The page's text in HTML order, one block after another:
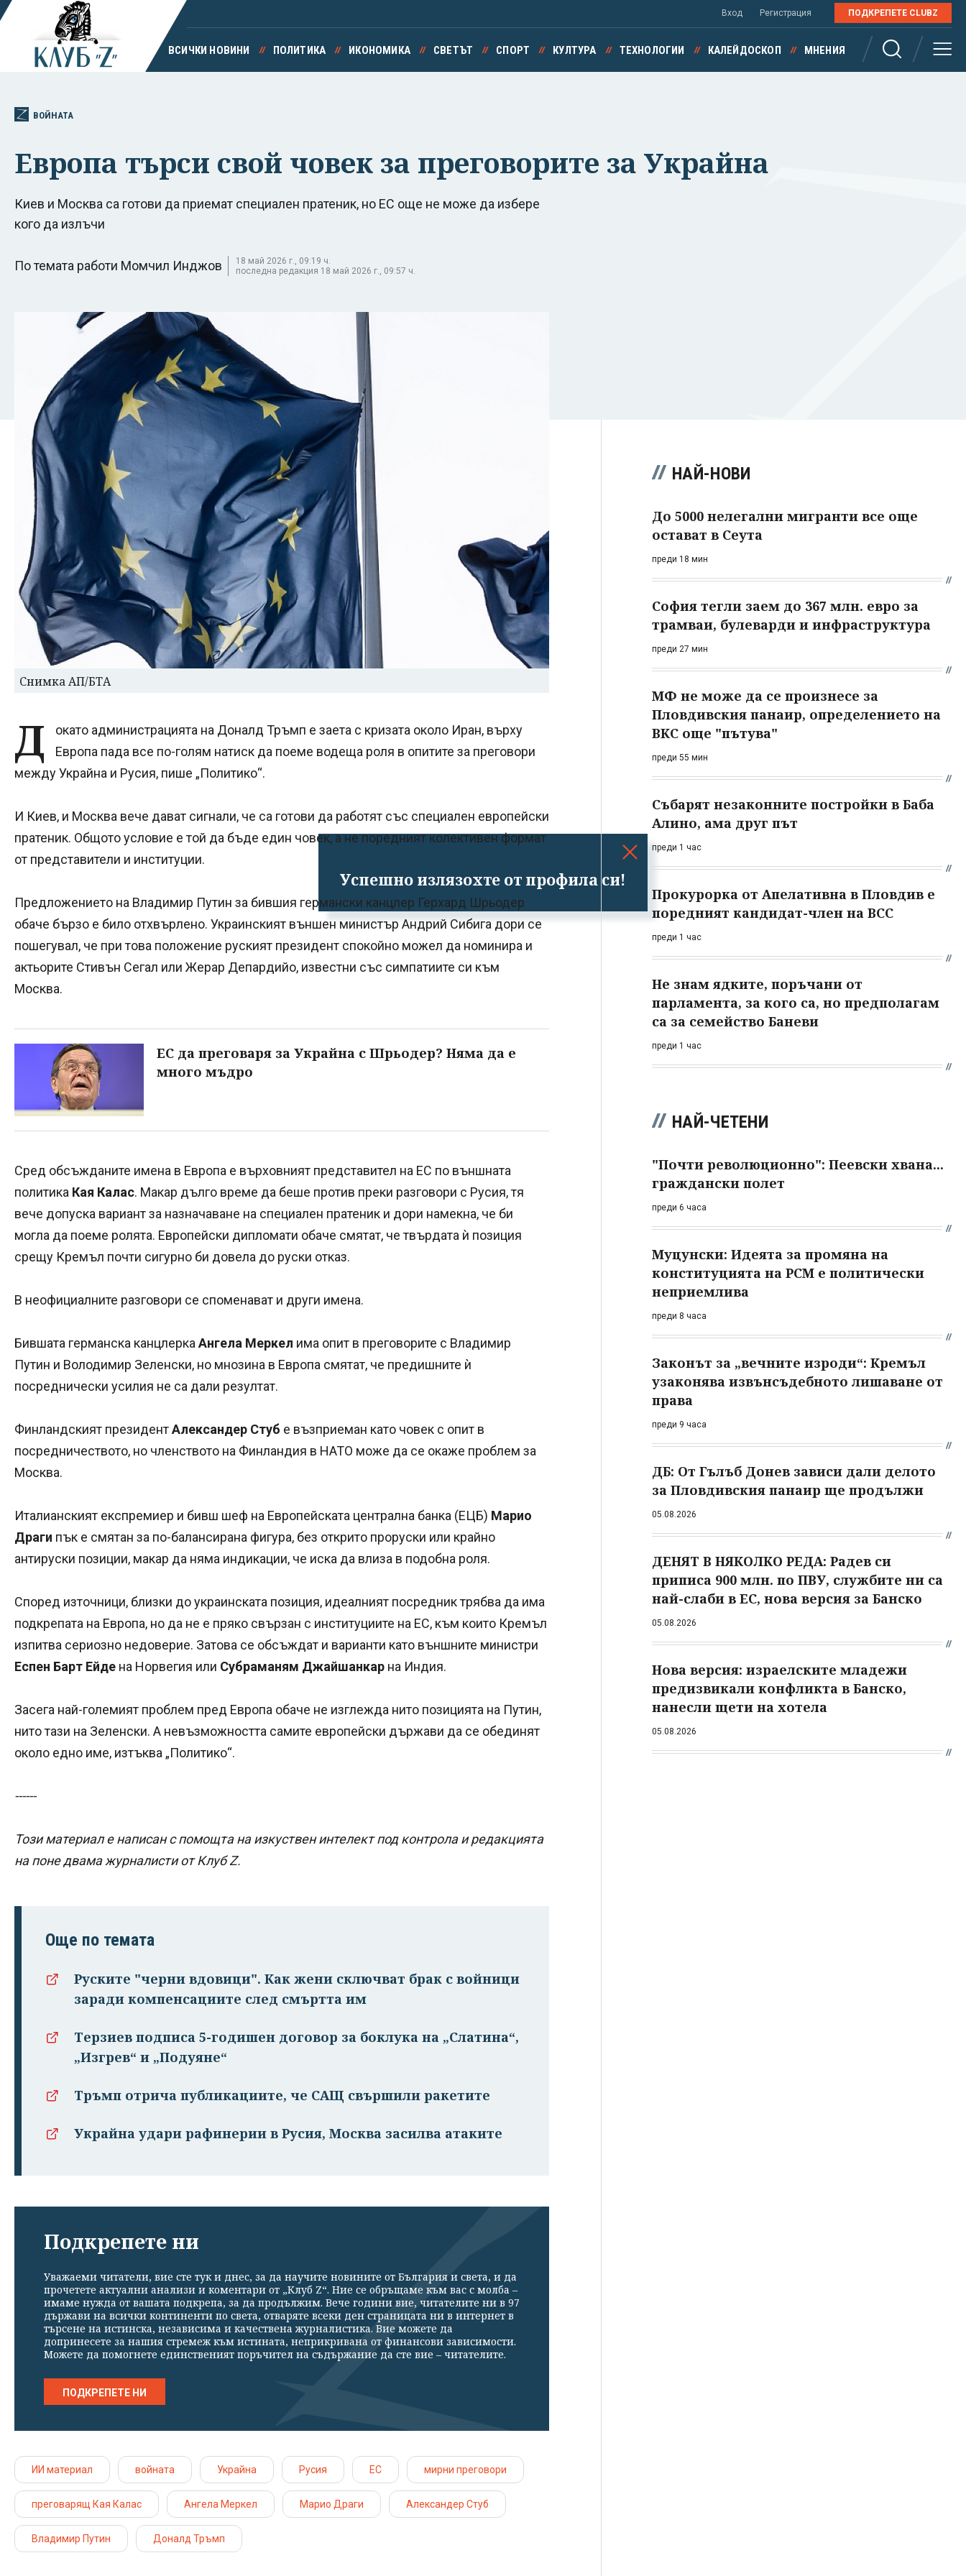
Успешно излязохте от профила си!
Вход Регистрация ПОДКРЕПЕТЕ CLUBZ
ВСИЧКИ НОВИНИ ПОЛИТИКА ИКОНОМИКА СВЕТЪТ СПОРТ КУЛТУРА ТЕХНОЛОГИИ КАЛЕЙДОСКОП МНЕНИЯ
ВОЙНАТА
Европа търси свой човек за преговорите за Украйна
Киев и Москва са готови да приемат специален пратеник, но ЕС още не може да избере
кого да излъчи
По темата работи Момчил Инджов
18 май 2026 г., 09:19 ч.
последна редакция 18 май 2026 г., 09:57 ч.
Снимка АП/БТА
Д
окато администрацията на Доналд Тръмп е заета с кризата около Иран, върху
Европа пада все по-голям натиск да поеме водеща роля в опитите за преговори
между Украйна и Русия, пише „Политико“.
И Киев, и Москва вече дават сигнали, че са готови да работят със специален европейски
пратеник. Общото условие е той да бъде един човек, а не поредният колективен формат
от представители и институции.
Предложението на Владимир Путин за бившия германски канцлер Герхард Шрьодер
обаче бързо е било отхвърлено. Украинският външен министър Андрий Сибига дори се
пошегувал, че при това положение руският президент спокойно можел да номинира и
актьорите Стивън Сегал или Жерар Депардийо, известни със симпатиите си към
Москва.
ЕС да преговаря за Украйна с Шрьодер? Няма да е
много мъдро
Сред обсъжданите имена в Европа е върховният представител на ЕС по външната
политика Кая Калас. Макар дълго време да беше против преки разговори с Русия, тя
вече допуска вариант за назначаване на специален пратеник и дори намекна, че би
могла да поеме ролята. Европейски дипломати обаче смятат, че твърдата ѝ позиция
срещу Кремъл почти сигурно би довела до руски отказ.
В неофициалните разговори се споменават и други имена.
Бившата германска канцлеркаАнгела Меркел има опит в преговорите с Владимир
Путин и Володимир Зеленски, но мнозина в Европа смятат, че предишните ѝ
посреднически усилия не са дали резултат.
Финландският президентАлександер Стуб е възприеман като човек с опит в
посредничеството, но членството на Финландия в НАТО може да се окаже проблем за
Москва.
Италианският експремиер и бивш шеф на Европейската централна банка (ЕЦБ) Марио
Драги пък е смятан за по-балансирана фигура, без открито проруски или крайно
антируски позиции, макар да няма индикации, че иска да влиза в подобна роля.
Според източници, близки до украинската позиция, идеалният посредник трябва да има
подкрепата на Европа, но да не е пряко свързан с институциите на ЕС, към които Кремъл
изпитва сериозно недоверие. Затова се обсъждат и варианти като външните министри
Еспен Барт Ейде на Норвегия или Субраманям Джайшанкар на Индия.
Засега най-големият проблем пред Европа обаче не изглежда нито позицията на Путин,
нито тази на Зеленски. А невъзможността самите европейски държави да се обединят
около едно име, изтъква „Политико“.
------
Този материал е написан с помощта на изкуствен интелект под контрола и редакцията
на поне двама журналисти от Клуб Z.
Още по темата
Руските "черни вдовици". Как жени сключват брак с войници
заради компенсациите след смъртта им
Терзиев подписа 5-годишен договор за боклука на „Слатина“,
„Изгрев“ и „Подуяне“
Тръмп отрича публикациите, че САЩ свършили ракетите
Украйна удари рафинерии в Русия, Москва засилва атаките
Подкрепете ни
Уважаеми читатели, вие сте тук и днес, за да научите новините от България и света, и да
прочетете актуални анализи и коментари от „Клуб Z“. Ние се обръщаме към вас с молба –
имаме нужда от вашата подкрепа, за да продължим. Вече години вие, читателите ни в 97
държави на всички континенти по света, отваряте всеки ден страницата ни в интернет в
търсене на истинска, независима и качествена журналистика. Вие можете да
допринесете за нашия стремеж към истината, неприкривана от финансови зависимости.
Можете да помогнете единственият поръчител на съдържание да сте вие – читателите.
ПОДКРЕПЕТЕ НИ
ИИ материал войната Украйна Русия ЕС мирни преговори
преговарящ Кая Калас Ангела Меркел Марио Драги Александер Стуб
Владимир Путин Доналд Тръмп
НАЙ-НОВИ
До 5000 нелегални мигранти все още
остават в Сеута
преди 18 мин
София тегли заем до 367 млн. евро за
трамваи, булеварди и инфраструктура
преди 27 мин
МФ не може да се произнесе за
Пловдивския панаир, определението на
ВКС още "пътува"
преди 55 мин
Събарят незаконните постройки в Баба
Алино, ама друг път
преди 1 час
Прокурорка от Апелативна в Пловдив е
поредният кандидат-член на ВСС
преди 1 час
Не знам ядките, поръчани от
парламента, за кого са, но предполагам
са за семейство Баневи
преди 1 час
НАЙ-ЧЕТЕНИ
"Почти революционно": Пеевски хвана...
граждански полет
преди 6 часа
Муцунски: Идеята за промяна на
конституцията на РСМ е политически
неприемлива
преди 8 часа
Законът за „вечните изроди“: Кремъл
узаконява извънсъдебното лишаване от
права
преди 9 часа
ДБ: От Гълъб Донев зависи дали делото
за Пловдивския панаир ще продължи
05.08.2026
ДЕНЯТ В НЯКОЛКО РЕДА: Радев си
приписа 900 млн. по ПВУ, службите ни са
най-слаби в ЕС, нова версия за Банско
05.08.2026
Нова версия: израелските младежи
предизвикали конфликта в Банско,
нанесли щети на хотела
05.08.2026